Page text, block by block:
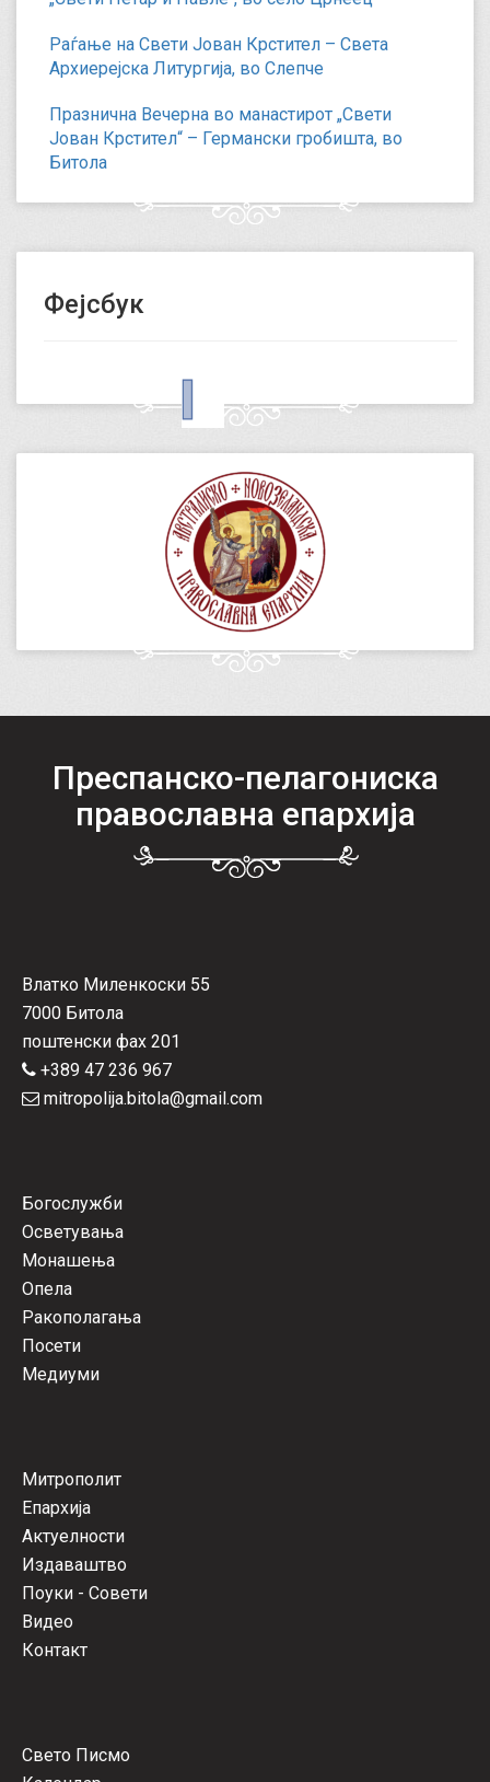
Раѓање на Свети Јован Крстител – Света
Архиерејска Литургија, во Слепче
Празнична Вечерна во манастирот „Свети
Јован Крстител“ – Германски гробишта, во
Битола
Фејсбук
Преспанско-пелагониска
православна епархија
Влатко Миленкоски 55
7000 Битола
поштенски фах 201
+389 47 236 967
mitropolija.bitola@gmail.com
Богослужби
Осветувања
Монашења
Опела
Ракополагања
Посети
Медиуми
Митрополит
Епархија
Актуелности
Издаваштво
Поуки - Совети
Видео
Контакт
Свето Писмо